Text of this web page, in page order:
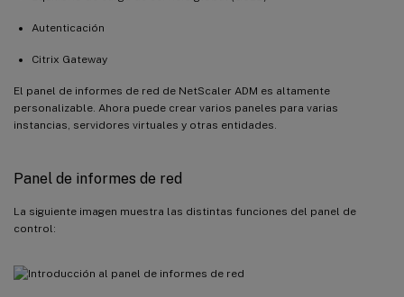
Autenticación
Citrix Gateway
El panel de informes de red de NetScaler ADM es altamente
personalizable. Ahora puede crear varios paneles para varias
instancias, servidores virtuales y otras entidades.
Panel de informes de red
La siguiente imagen muestra las distintas funciones del panel de
control: